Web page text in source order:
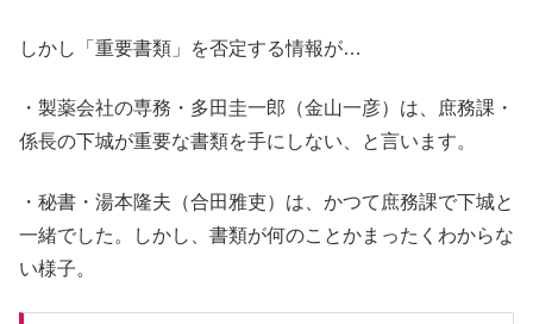
しかし「重要書類」を否定する情報が…
・製薬会社の専務・多田圭一郎（金山一彦）は、庶務課・
係長の下城が重要な書類を手にしない、と言います。
・秘書・湯本隆夫（合田雅吏）は、かつて庶務課で下城と
一緒でした。しかし、書類が何のことかまったくわからな
い様子。